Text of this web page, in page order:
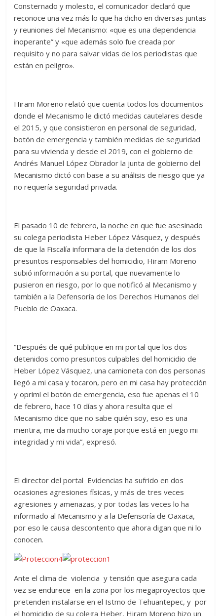
Consternado y molesto, el comunicador declaró que
reconoce una vez más lo que ha dicho en diversas juntas
y reuniones del Mecanismo: «que es una dependencia
inoperante” y «que además solo fue creada por
requisito y no para salvar vidas de los periodistas que
están en peligro».
Hiram Moreno relató que cuenta todos los documentos
donde el Mecanismo le dictó medidas cautelares desde
el 2015, y que consistieron en personal de seguridad,
botón de emergencia y también medidas de seguridad
para su vivienda y desde el 2019, con el gobierno de
Andrés Manuel López Obrador la junta de gobierno del
Mecanismo dictó con base a su análisis de riesgo que ya
no requería seguridad privada.
El pasado 10 de febrero, la noche en que fue asesinado
su colega periodista Heber López Vásquez, y después
de que la Fiscalía informara de la detención de los dos
presuntos responsables del homicidio, Hiram Moreno
subió información a su portal, que nuevamente lo
pusieron en riesgo, por lo que notificó al Mecanismo y
también a la Defensoría de los Derechos Humanos del
Pueblo de Oaxaca.
“Después de qué publique en mi portal que los dos
detenidos como presuntos culpables del homicidio de
Heber López Vásquez, una camioneta con dos personas
llegó a mi casa y tocaron, pero en mi casa hay protección
y oprimí el botón de emergencia, eso fue apenas el 10
de febrero, hace 10 días y ahora resulta que el
Mecanismo dice que no sabe quién soy, eso es una
mentira, me da mucho coraje porque está en juego mi
integridad y mi vida”, expresó.
El director del portal Evidencias ha sufrido en dos
ocasiones agresiones físicas, y más de tres veces
agresiones y amenazas, y por todas las veces lo ha
informado al Mecanismo y a la Defensoría de Oaxaca,
por eso le causa descontento que ahora digan que ni lo
conocen.
Ante el clima de violencia y tensión que asegura cada
vez se endurece en la zona por los megaproyectos que
pretenden instalarse en el Istmo de Tehuantepec, y por
el homicidio de su colega Heber, Hiram Moreno hizo un